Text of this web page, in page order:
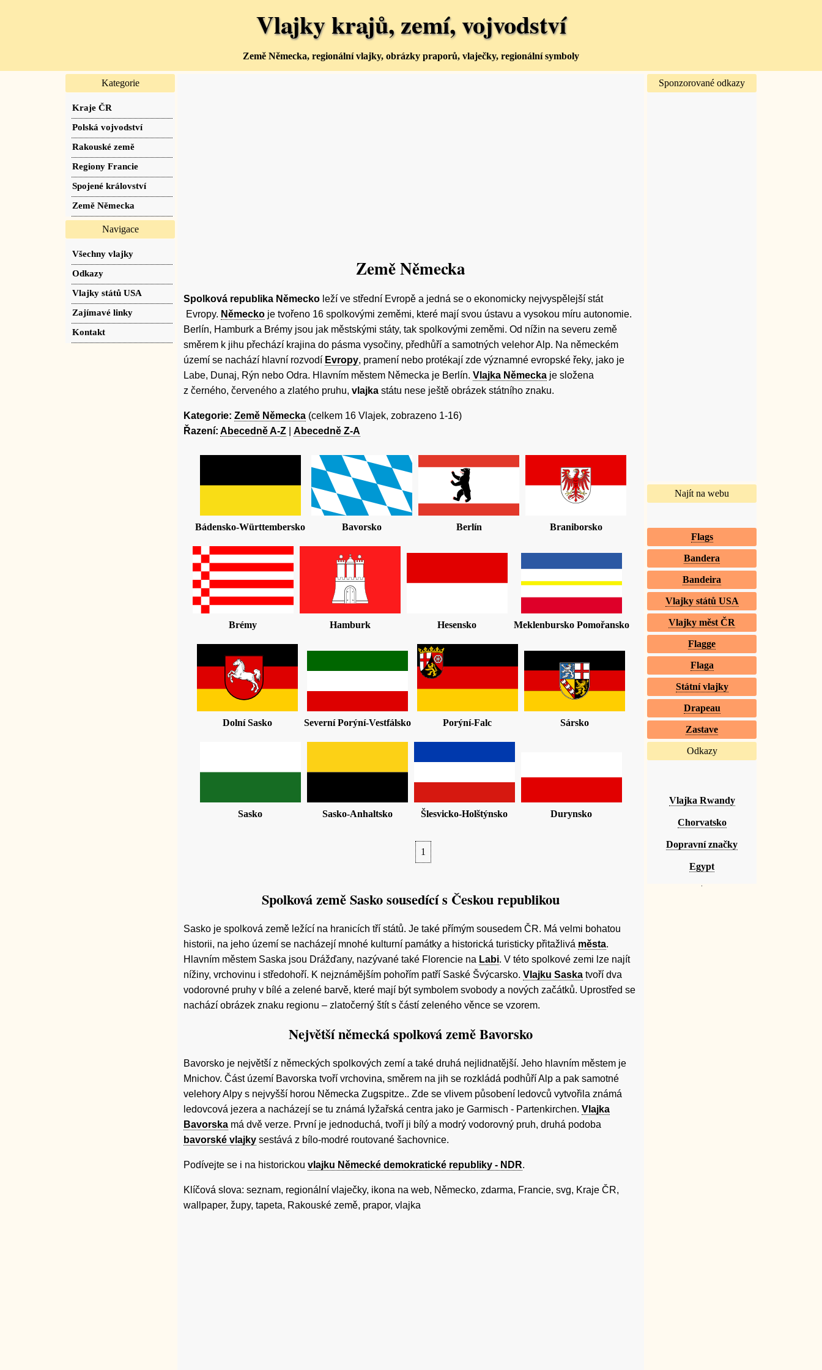
Vlajky krajů, zemí, vojvodství
Země Německa, regionální vlajky, obrázky praporů, vlaječky, regionální symboly
Země Německa
Spolková republika Německo leží ve střední Evropě a jedná se o ekonomicky nejvyspělejší stát
Evropy. Německo je tvořeno 16 spolkovými zeměmi, které mají svou ústavu a vysokou míru autonomie.
Berlín, Hamburk a Brémy jsou jak městskými státy, tak spolkovými zeměmi. Od nížin na severu země
směrem k jihu přechází krajina do pásma vysočiny, předhůří a samotných velehor Alp. Na německém
území se nachází hlavní rozvodí Evropy, pramení nebo protékají zde významné evropské řeky, jako je
Labe, Dunaj, Rýn nebo Odra. Hlavním městem Německa je Berlín. Vlajka Německa je složena
z černého, červeného a zlatého pruhu, vlajka státu nese ještě obrázek státního znaku.
Kategorie: Země Německa (celkem 16 Vlajek, zobrazeno 1-16)
Řazení: Abecedně A-Z Abecedně Z-A
Bádensko-Württembersko Bavorsko Berlín Braniborsko
Brémy Hamburk Hesensko Meklenbursko Pomořansko
Dolní Sasko Severní Porýní-Vestfálsko Porýní-Falc Sársko
Sasko Sasko-Anhaltsko Šlesvicko-Holštýnsko Durynsko
1
Spolková země Sasko sousedící s Českou republikou
Sasko je spolková země ležící na hranicích tří států. Je také přímým sousedem ČR. Má velmi bohatou
historii, na jeho území se nacházejí mnohé kulturní památky a historická turisticky přitažlivá města.
Hlavním městem Saska jsou Drážďany, nazývané také Florencie na Labi. V této spolkové zemi lze najít
nížiny, vrchovinu i středohoří. K nejznámějším pohořím patří Saské Švýcarsko. Vlajku Saska tvoří dva
vodorovné pruhy v bílé a zelené barvě, které mají být symbolem svobody a nových začátků. Uprostřed se
nachází obrázek znaku regionu – zlatočerný štít s částí zeleného věnce se vzorem.
Největší německá spolková země Bavorsko
Bavorsko je největší z německých spolkových zemí a také druhá nejlidnatější. Jeho hlavním městem je
Mnichov. Část území Bavorska tvoří vrchovina, směrem na jih se rozkládá podhůří Alp a pak samotné
velehory Alpy s nejvyšší horou Německa Zugspitze.. Zde se vlivem působení ledovců vytvořila známá
ledovcová jezera a nacházejí se tu známá lyžařská centra jako je Garmisch - Partenkirchen. Vlajka
Bavorska má dvě verze. První je jednoduchá, tvoří ji bílý a modrý vodorovný pruh, druhá podoba
bavorské vlajky sestává z bílo-modré routované šachovnice.
Podívejte se i na historickou vlajku Německé demokratické republiky - NDR.
Klíčová slova: seznam, regionální vlaječky, ikona na web, Německo, zdarma, Francie, svg, Kraje ČR,
wallpaper, župy, tapeta, Rakouské země, prapor, vlajka
Sponzorované odkazy
Najít na webu
Flags
Bandera
Bandeira
Vlajky států USA
Vlajky měst ČR
Flagge
Flaga
Státní vlajky
Drapeau
Zastave
Odkazy
Vlajka Rwandy
Chorvatsko
Dopravní značky
Egypt
Kategorie
Kraje ČR
Polská vojvodství
Rakouské země
Regiony Francie
Spojené království
Země Německa
Navigace
Všechny vlajky
Odkazy
Vlajky států USA
Zajímavé linky
Kontakt